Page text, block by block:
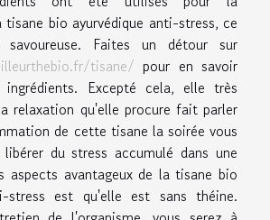
bio ayurvédique anti-stress, ce
Faites un détour sur
tisane/ pour en savoir
Excepté cela, elle très
relaxation qu'elle procure fait parler
de cette tisane la soirée vous
du stress accumulé dans une
aspects avantageux de la tisane bio
stress est qu'elle est sans théine.